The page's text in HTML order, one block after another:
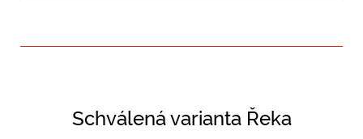
Schválená varianta Řeka